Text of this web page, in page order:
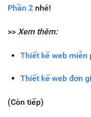
Phần 2 nhé!
>> Xem thêm:
Thiết kế web miễn
Thiết kế web đơn
(Còn tiếp)